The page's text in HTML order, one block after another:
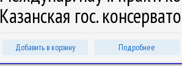
Казанская гос.
Добавить в корзину Подробнее